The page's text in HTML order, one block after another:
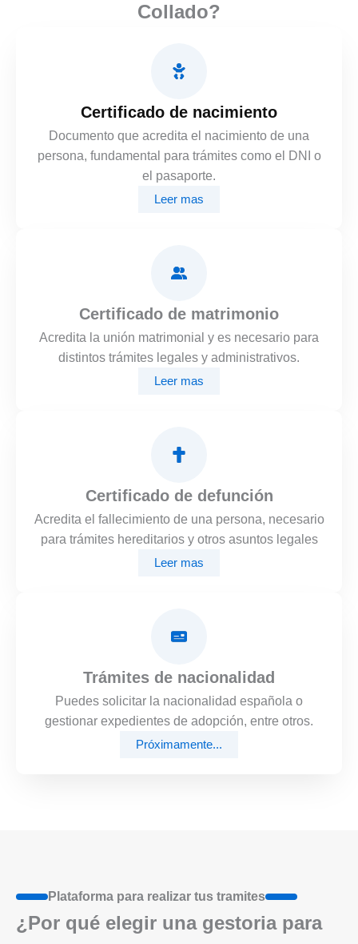
Collado?
Certificado de nacimiento
Documento que acredita el nacimiento de una
persona, fundamental para trámites como el DNI o
el pasaporte.
Leer mas
Certificado de matrimonio
Acredita la unión matrimonial y es necesario para
distintos trámites legales y administrativos.
Leer mas
Certificado de defunción
Acredita el fallecimiento de una persona, necesario
para trámites hereditarios y otros asuntos legales
Leer mas
Trámites de nacionalidad
Puedes solicitar la nacionalidad española o
gestionar expedientes de adopción, entre otros.
Próximamente...
Plataforma para realizar tus tramites
¿Por qué elegir una gestoria para